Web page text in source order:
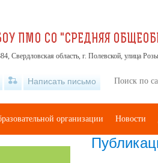
ПМО СО "СРЕДНЯЯ
Свердловская область, г. Полевской, улица
Написать письмо
организации Новости